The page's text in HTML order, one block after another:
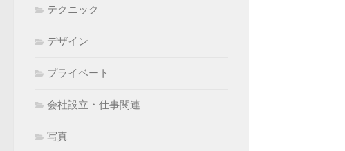
テクニック
デザイン
プライベート
会社設立・仕事関連
写真